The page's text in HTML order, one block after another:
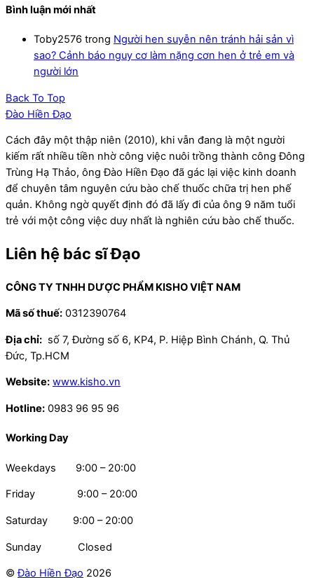
Bình luận mới nhất
Toby2576 trong Người hen suyễn nên tránh hải sản vì
sao? Cảnh báo nguy cơ làm nặng cơn hen ở trẻ em và
người lớn
Back To Top
Đào Hiền Đạo
Cách đây một thập niên (2010), khi vẫn đang là một người
kiếm rất nhiều tiền nhờ công việc nuôi trồng thành công Đông
Trùng Hạ Thảo, ông Đào Hiền Đạo đã gác lại việc kinh doanh
để chuyên tâm nguyên cứu bào chế thuốc chữa trị hen phế
quản. Không ngờ quyết định đó đã lấy đi của ông 9 năm tuổi
trẻ với một công việc duy nhất là nghiên cứu bào chế thuốc.
Liên hệ bác sĩ Đạo
CÔNG TY TNHH DƯỢC PHẨM KISHO VIỆT NAM
Mã số thuế: 0312390764
Địa chỉ: số 7, Đường số 6, KP4, P. Hiệp Bình Chánh, Q. Thủ
Đức, Tp.HCM
Website: www.kisho.vn
Hotline: 0983 96 95 96
Working Day
Weekdays 9:00 – 20:00
Friday 9:00 – 20:00
Saturday 9:00 – 20:00
Sunday Closed
©Đào Hiền Đạo 2026